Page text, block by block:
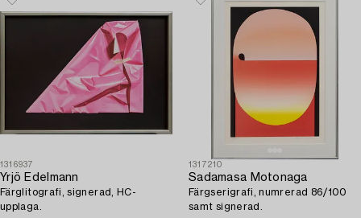
1316937
Yrjö Edelmann
Färglitografi, signerad, HC-
upplaga.
1317210
Sadamasa Motonaga
Färgserigrafi, numrerad 86/100
samt signerad.